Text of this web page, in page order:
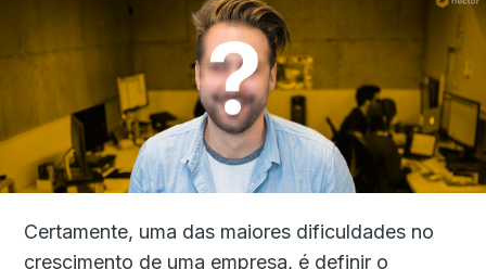
Certamente, uma das maiores dificuldades no
crescimento de uma empresa, é definir o